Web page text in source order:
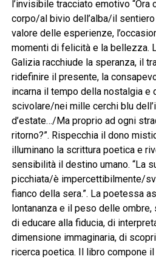
l’invisibile tracciato emotivo
corpo/al bivio dell’alba/il
valore delle esperienze,
momenti di felicità e la bellezza.
Galizia racchiude la speranza, il
ridefinire il presente, la
incarna il tempo della nostalgia e
scivolare/nei mille cerchi blu
d’estate…/Ma proprio ad ogni
ritorno?”. Rispecchia il dono
illuminano la scrittura poetica e
sensibilità il destino umano. “La
picchiata/è impercettibilmente/
fianco della sera.”. La poetessa
lontananza e il peso delle ombre,
di educare alla fiducia, di
dimensione immaginaria, di
ricerca poetica. Il libro compone